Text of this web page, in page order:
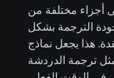
أجزاء مختلفة من
الترجمة بشكل
هذا يجعل نماذج
ترجمة الدردشة